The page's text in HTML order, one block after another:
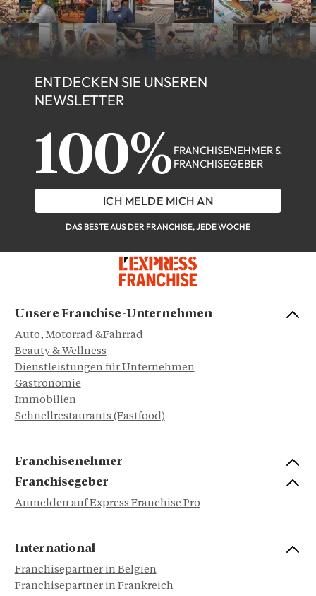
ENTDECKEN SIE UNSEREN
NEWSLETTER
100% FRANCHISENEHMER &
FRANCHISEGEBER
ICH MELDE MICH AN
DAS BESTE AUS DER FRANCHISE, JEDE WOCHE
Unsere Franchise-Unternehmen
Auto, Motorrad &Fahrrad
Beauty & Wellness
Dienstleistungen für Unternehmen
Gastronomie
Immobilien
Schnellrestaurants (Fastfood)
Franchisenehmer
Franchisegeber
Anmelden auf Express Franchise Pro
International
Franchisepartner in Belgien
Franchisepartner in Frankreich